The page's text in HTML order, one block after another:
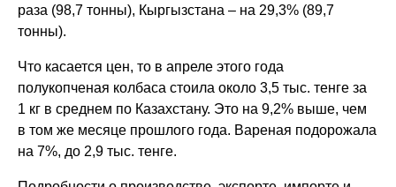
раза (98,7 тонны), Кыргызстана – на 29,3% (89,7
тонны).
Что касается цен, то в апреле этого года
полукопченая колбаса стоила около 3,5 тыс. тенге за
1 кг в среднем по Казахстану. Это на 9,2% выше, чем
в том же месяце прошлого года. Вареная подорожала
на 7%, до 2,9 тыс. тенге.